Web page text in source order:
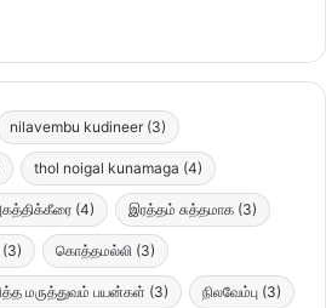
nilavembu kudineer (3)
thol noigal kunamaga (4)
(4) இரத்தம் சுத்தமாக (3)
(3) கொத்தமல்லி (3)
மருத்துவம் பயன்கள் (3) நிலவேம்பு (3)